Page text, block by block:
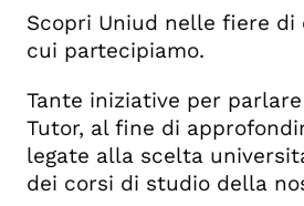
Scopri Uniud nelle fiere di
cui partecipiamo.
Tante iniziative per
Tutor, al fine di
legate alla scelta
dei corsi di studio della